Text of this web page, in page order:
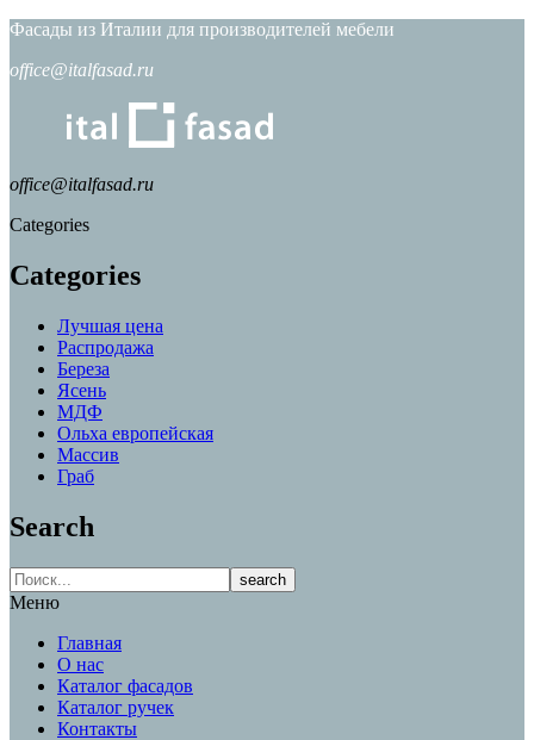
Фасады из Италии для производителей мебели
office@italfasad.ru
office@italfasad.ru
Categories
Categories
Лучшая цена
Распродажа
Береза
Ясень
МДФ
Ольха европейская
Массив
Граб
Search
search
Меню
Главная
О нас
Каталог фасадов
Каталог ручек
Контакты